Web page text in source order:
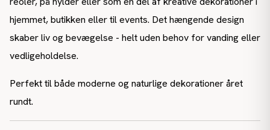
hjemmet, butikken eller til events. Det hængende design
skaber liv og bevægelse - helt uden behov for vanding eller
vedligeholdelse.
Perfekt til både moderne og naturlige dekorationer året
rundt.